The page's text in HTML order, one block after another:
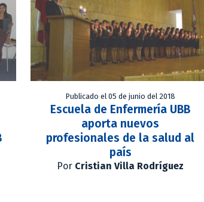
Publicado el 05 de junio del 2018
Escuela de Enfermería UBB
aporta nuevos
profesionales de la salud al
país
Por Cristian Villa Rodríguez